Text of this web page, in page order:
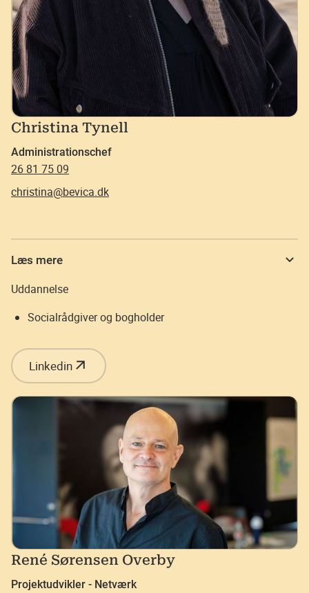
Christina Tynell
Administrationschef
26 81 75 09
christina@bevica.dk
Læs mere
Uddannelse
Socialrådgiver og bogholder
Linkedin
René Sørensen Overby
Projektudvikler - Netværk